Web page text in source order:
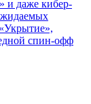
и даже кибер-
спин-офф